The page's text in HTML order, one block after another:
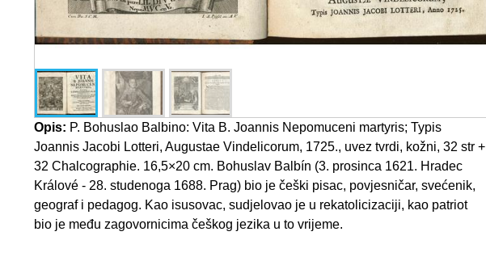
Opis: P. Bohuslao Balbino: Vita B. Joannis Nepomuceni martyris; Typis
Joannis Jacobi Lotteri, Augustae Vindelicorum, 1725., uvez tvrdi, kožni, 32 str +
32 Chalcographie. 16,5×20 cm. Bohuslav Balbín (3. prosinca 1621. Hradec
Králové - 28. studenoga 1688. Prag) bio je češki pisac, povjesničar, svećenik,
geograf i pedagog. Kao isusovac, sudjelovao je u rekatolicizaciji, kao patriot
bio je među zagovornicima češkog jezika u to vrijeme.